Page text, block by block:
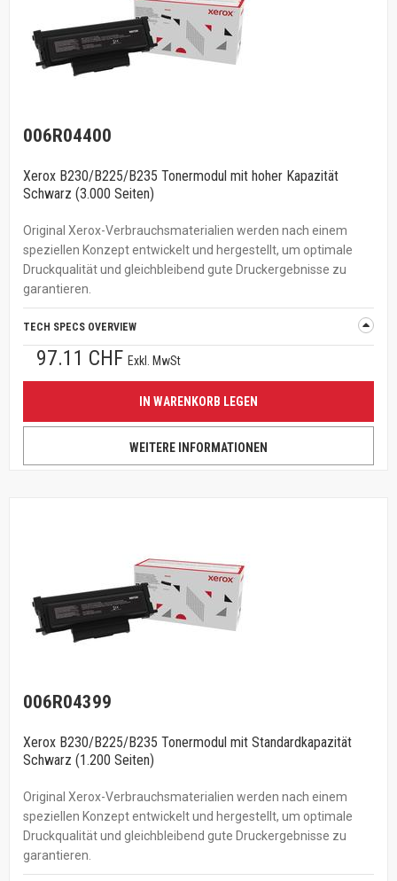
006R04400
Xerox B230/B225/B235 Tonermodul mit hoher Kapazität
Schwarz (3.000 Seiten)
Original Xerox-Verbrauchsmaterialien werden nach einem
speziellen Konzept entwickelt und hergestellt, um optimale
Druckqualität und gleichbleibend gute Druckergebnisse zu
garantieren.
TECH SPECS OVERVIEW
97.11 CHF Exkl. MwSt
IN WARENKORB LEGEN
WEITERE INFORMATIONEN
006R04399
Xerox B230/B225/B235 Tonermodul mit Standardkapazität
Schwarz (1.200 Seiten)
Original Xerox-Verbrauchsmaterialien werden nach einem
speziellen Konzept entwickelt und hergestellt, um optimale
Druckqualität und gleichbleibend gute Druckergebnisse zu
garantieren.